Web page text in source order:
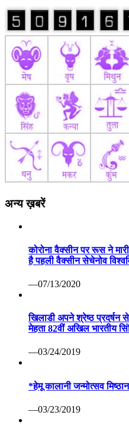
अन्य ख़बरें
कोरोना वैक्सीन पर रूस ने
है पहली वैक्सीन सेचेनोव
—07/13/2020
खिलाडी अपने श्रेष्ठ प्रदर्षन से
मेहता 82वीं अखिल भारतीय
—03/24/2019
*हेमू कालानी जन्मोत्सव
—03/23/2019